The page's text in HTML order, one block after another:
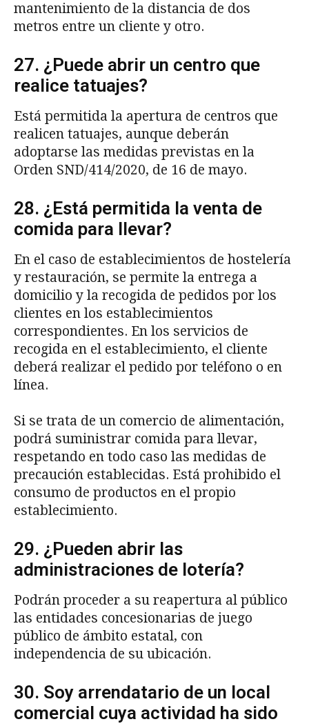
mantenimiento de la distancia de dos
metros entre un cliente y otro.
27. ¿Puede abrir un centro que
realice tatuajes?
Está permitida la apertura de centros que
realicen tatuajes, aunque deberán
adoptarse las medidas previstas en la
Orden SND/414/2020, de 16 de mayo.
28. ¿Está permitida la venta de
comida para llevar?
En el caso de establecimientos de hostelería
y restauración, se permite la entrega a
domicilio y la recogida de pedidos por los
clientes en los establecimientos
correspondientes. En los servicios de
recogida en el establecimiento, el cliente
deberá realizar el pedido por teléfono o en
línea.
Si se trata de un comercio de alimentación,
podrá suministrar comida para llevar,
respetando en todo caso las medidas de
precaución establecidas. Está prohibido el
consumo de productos en el propio
establecimiento.
29. ¿Pueden abrir las
administraciones de lotería?
Podrán proceder a su reapertura al público
las entidades concesionarias de juego
público de ámbito estatal, con
independencia de su ubicación.
30. Soy arrendatario de un local
comercial cuya actividad ha sido